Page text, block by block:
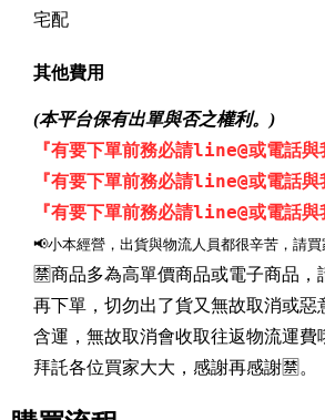
宅配
其他費用
(本平台保有出單與否之權利。)
『有要下單前務必請line@或電話與
『有要下單前務必請line@或電話與
『有要下單前務必請line@或電話與
📢小本經營，出貨與物流人員都很辛苦，請
🈲商品多為高單價商品或電子商品，
再下單，切勿出了貨又無故取消或惡
含運，無故取消會收取往返物流運費
拜託各位買家大大，感謝再感謝🈲。